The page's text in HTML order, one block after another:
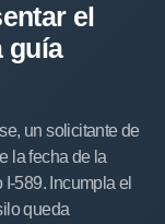
el
guía
un solicitante de
la fecha de la
589. Incumpla el
queda